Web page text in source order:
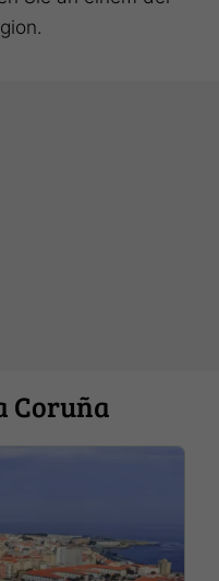
Coruña